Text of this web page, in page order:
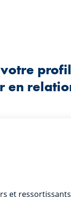
en
et ressortissants